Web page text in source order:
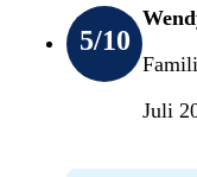
5/10
Juli